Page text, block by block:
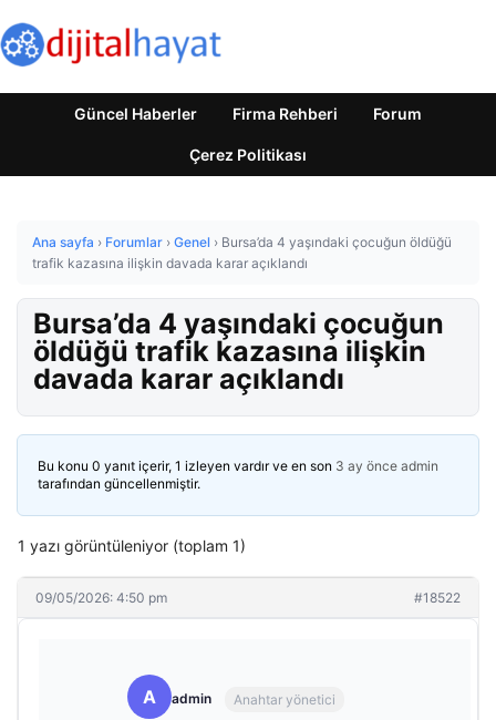
Güncel Haberler Firma Rehberi Forum
Çerez Politikası
Ana sayfa › Forumlar › Genel › Bursa’da 4 yaşındaki çocuğun öldüğü
trafik kazasına ilişkin davada karar açıklandı
Bursa’da 4 yaşındaki çocuğun
öldüğü trafik kazasına ilişkin
davada karar açıklandı
Bu konu 0 yanıt içerir, 1 izleyen vardır ve en son 3 ay önce admin
tarafından güncellenmiştir.
1 yazı görüntüleniyor (toplam 1)
09/05/2026: 4:50 pm #18522
A admin Anahtar yönetici